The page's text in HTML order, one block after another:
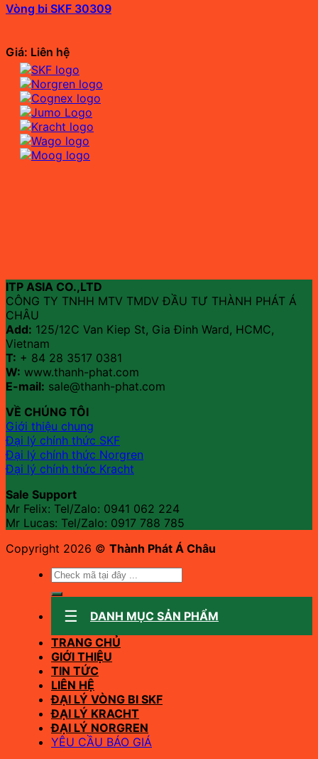
Vòng bi SKF 30309
Giá: Liên hệ
ITP ASIA CO.,LTD
CÔNG TY TNHH MTV TMDV ĐẦU TƯ THÀNH PHÁT Á
CHÂU
Add: 125/12C Van Kiep St, Gia Đinh Ward, HCMC,
Vietnam
T: + 84 28 3517 0381
W: www.thanh-phat.com
E-mail: sale@thanh-phat.com
VỀ CHÚNG TÔI
Giới thiệu chung
Đại lý chính thức SKF
Đại lý chính thức Norgren
Đại lý chính thức Kracht
Sale Support
Mr Felix: Tel/Zalo: 0941 062 224
Mr Lucas: Tel/Zalo: 0917 788 785
Copyright 2026 © Thành Phát Á Châu
Tìm
kiếm:
DANH MỤC SẢN PHẨM
TRANG CHỦ
GIỚI THIỆU
TIN TỨC
LIÊN HỆ
ĐẠI LÝ VÒNG BI SKF
ĐẠI LÝ KRACHT
ĐẠI LÝ NORGREN
YÊU CẦU BÁO GIÁ